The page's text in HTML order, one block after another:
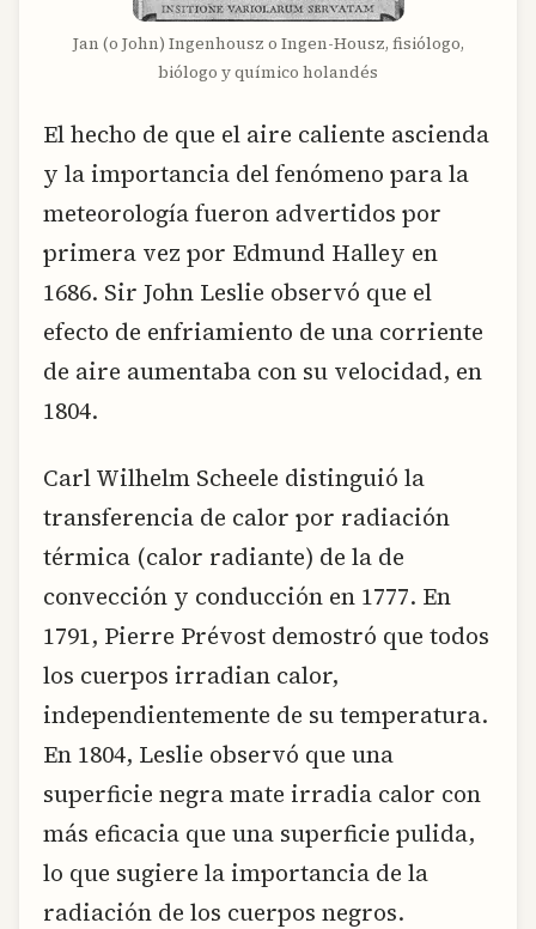
Jan (o John) Ingenhousz o Ingen-Housz, fisiólogo,
biólogo y químico holandés
El hecho de que el aire caliente ascienda
y la importancia del fenómeno para la
meteorología fueron advertidos por
primera vez por Edmund Halley en
1686. Sir John Leslie observó que el
efecto de enfriamiento de una corriente
de aire aumentaba con su velocidad, en
1804.
Carl Wilhelm Scheele distinguió la
transferencia de calor por radiación
térmica (calor radiante) de la de
convección y conducción en 1777. En
1791, Pierre Prévost demostró que todos
los cuerpos irradian calor,
independientemente de su temperatura.
En 1804, Leslie observó que una
superficie negra mate irradia calor con
más eficacia que una superficie pulida,
lo que sugiere la importancia de la
radiación de los cuerpos negros.